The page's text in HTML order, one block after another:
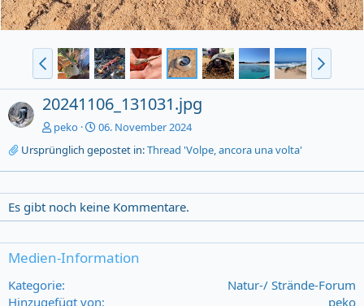
20241106_131031.jpg
peko
06. November 2024
Ursprünglich gepostet in:Thread 'Volpe, ancora una volta'
Es gibt noch keine Kommentare.
Medien-Information
Kategorie
Natur-/ Strände-Forum
Hinzugefügt von
peko